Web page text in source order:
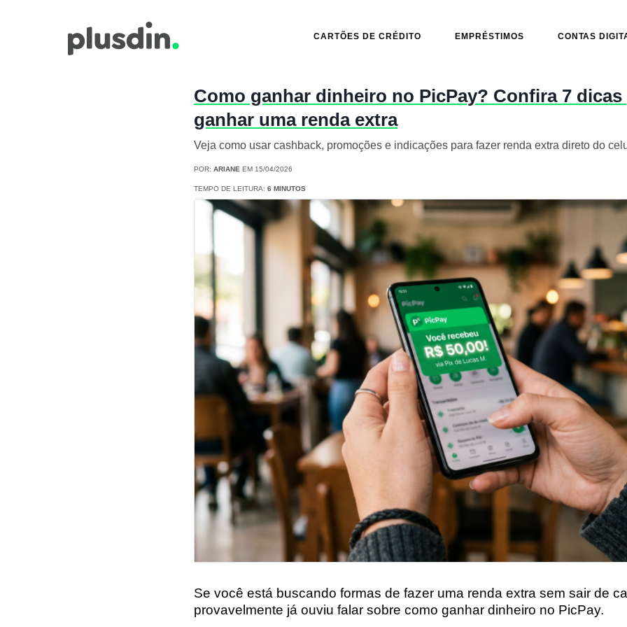
CARTÕES DE CRÉDITO EMPRÉSTIMOS CONTAS
Como ganhar dinheiro no PicPay? Confira 7 dicas
ganhar uma renda extra
Veja como usar cashback, promoções e indicações para fazer renda extra direto do
POR: ARIANE EM 15/04/2026
TEMPO DE LEITURA: 6 MINUTOS
Se você está buscando formas de fazer uma renda extra sem sair de
provavelmente já ouviu falar sobre como ganhar dinheiro no PicPay.